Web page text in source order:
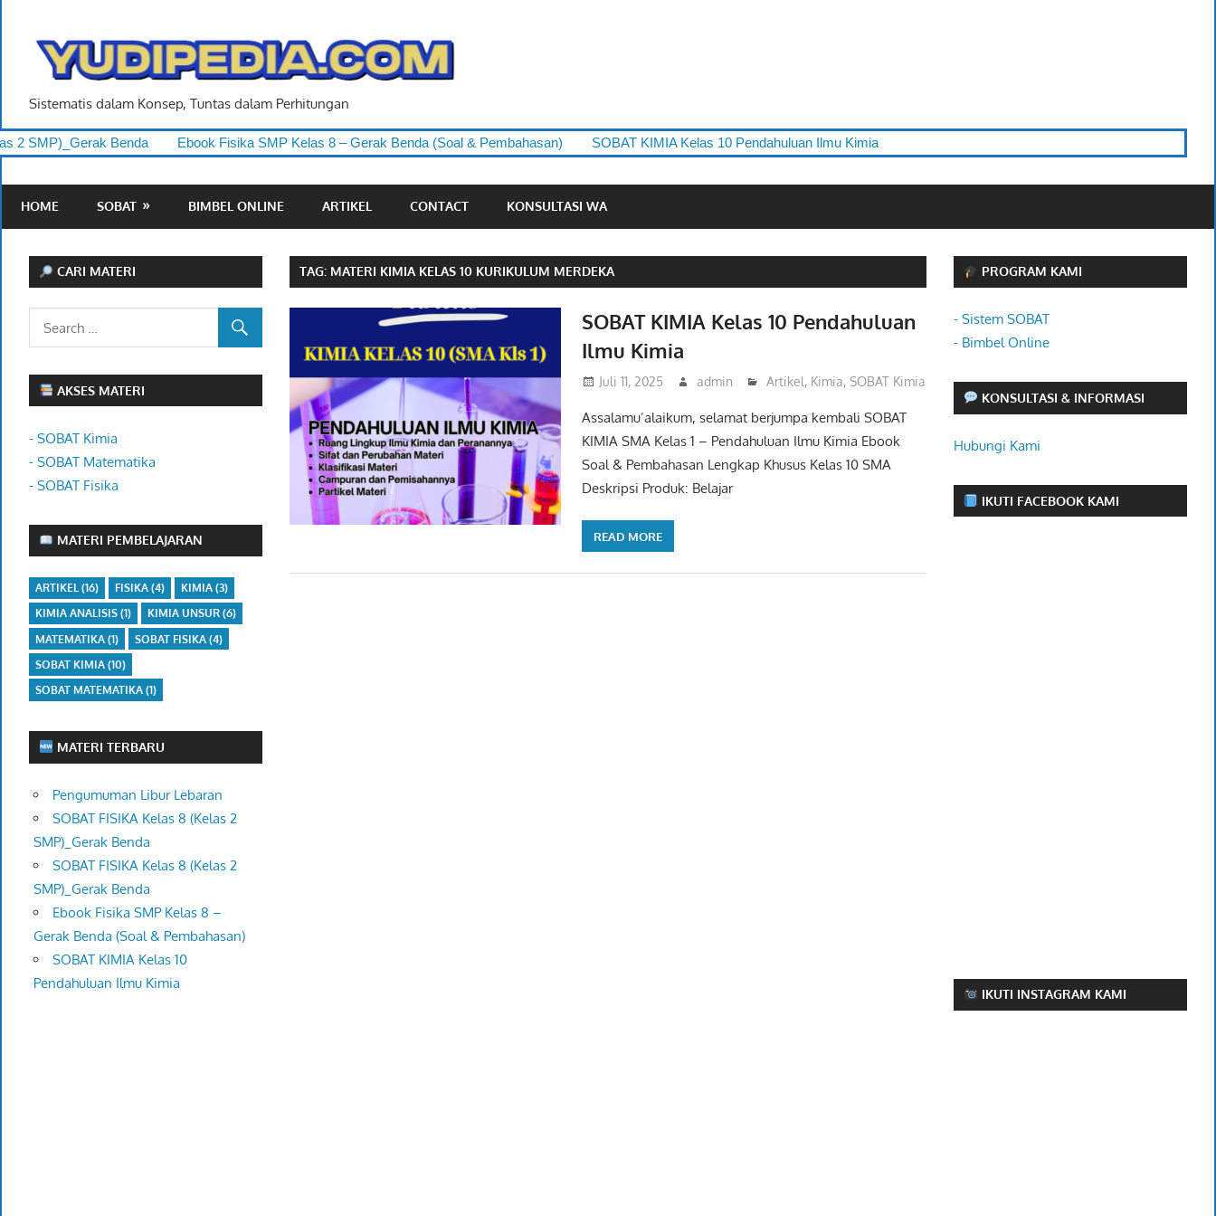
content
Sistematis dalam Konsep, Tuntas dalam Perhitungan
Benda Ebook Fisika SMP Kelas 8 – Gerak Benda (Soal & Pembahasan) SOBAT KIMIA Kelas 10 Pendahuluan Ilmu Kimia
HOME SOBAT BIMBEL ONLINE ARTIKEL CONTACT KONSULTASI WA
TAG: MATERI KIMIA KELAS 10 KURIKULUM MERDEKA
SOBAT KIMIA Kelas 10 Pendahuluan
Ilmu Kimia
Juli 11, 2025 admin Artikel, Kimia,SOBAT Kimia
Assalamu’alaikum, selamat berjumpa kembali SOBAT
KIMIA SMA Kelas 1 – Pendahuluan Ilmu Kimia Ebook
Soal & Pembahasan Lengkap Khusus Kelas 10 SMA
Deskripsi Produk: Belajar
READ MORE
CARI MATERI
AKSES MATERI
- SOBAT Kimia
- SOBAT Matematika
- SOBAT Fisika
MATERI PEMBELAJARAN
ARTIKEL (16) FISIKA (4) KIMIA (3)
KIMIA ANALISIS (1) KIMIA UNSUR (6)
MATEMATIKA (1) SOBAT FISIKA (4)
SOBAT KIMIA (10)
SOBAT MATEMATIKA (1)
MATERI TERBARU
Pengumuman Libur Lebaran
SOBAT FISIKA Kelas 8 (Kelas 2
SMP)_Gerak Benda
SOBAT FISIKA Kelas 8 (Kelas 2
SMP)_Gerak Benda
Ebook Fisika SMP Kelas 8 –
Gerak Benda (Soal & Pembahasan)
SOBAT KIMIA Kelas 10
Pendahuluan Ilmu Kimia
PROGRAM KAMI
- Sistem SOBAT
- Bimbel Online
KONSULTASI & INFORMASI
Hubungi Kami
IKUTI FACEBOOK KAMI
IKUTI INSTAGRAM KAMI